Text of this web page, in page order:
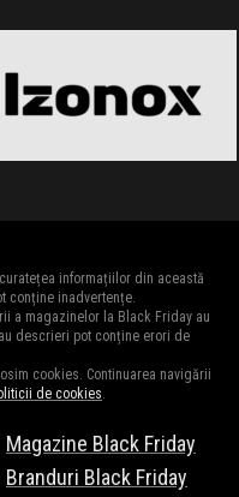
informațiilor din această
conține inadvertențe.
a magazinelor la Black Friday au
descrieri pot conține erori de
cookies. Continuarea navigării
de cookies.
Magazine Black Friday
Branduri Black Friday